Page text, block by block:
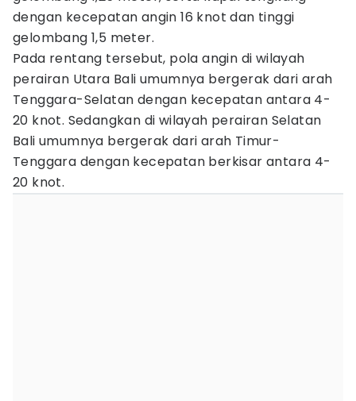
dengan kecepatan angin 16 knot dan tinggi
gelombang 1,5 meter.
Pada rentang tersebut, pola angin di wilayah
perairan Utara Bali umumnya bergerak dari arah
Tenggara-Selatan dengan kecepatan antara 4-
20 knot. Sedangkan di wilayah perairan Selatan
Bali umumnya bergerak dari arah Timur-
Tenggara dengan kecepatan berkisar antara 4-
20 knot.